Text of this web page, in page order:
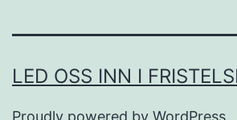
LED OSS INN I
Proudly powered by WordPress